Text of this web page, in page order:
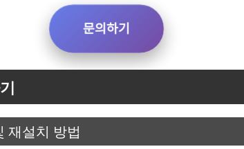
문의하기
재설치 방법